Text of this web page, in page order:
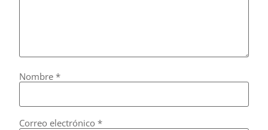
Nombre *
Correo electrónico *